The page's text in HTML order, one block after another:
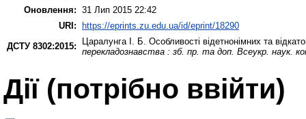
Оновлення: 31 Лип 2015 22:42
URI: https://eprints.zu.edu.ua/id/eprint/18290
ДСТУ 8302:2015:
Царалунга І. Б. Особливості відетнонімних та
перекладознавства : зб. пр. та доп. Всеукр. наук.
Дії ​​(потрібно ввійти)